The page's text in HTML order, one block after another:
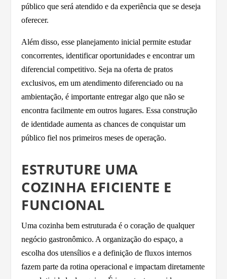
público que será atendido e da experiência que se deseja
oferecer.
Além disso, esse planejamento inicial permite estudar
concorrentes, identificar oportunidades e encontrar um
diferencial competitivo. Seja na oferta de pratos
exclusivos, em um atendimento diferenciado ou na
ambientação, é importante entregar algo que não se
encontra facilmente em outros lugares. Essa construção
de identidade aumenta as chances de conquistar um
público fiel nos primeiros meses de operação.
ESTRUTURE UMA
COZINHA EFICIENTE E
FUNCIONAL
Uma cozinha bem estruturada é o coração de qualquer
negócio gastronômico. A organização do espaço, a
escolha dos utensílios e a definição de fluxos internos
fazem parte da rotina operacional e impactam diretamente